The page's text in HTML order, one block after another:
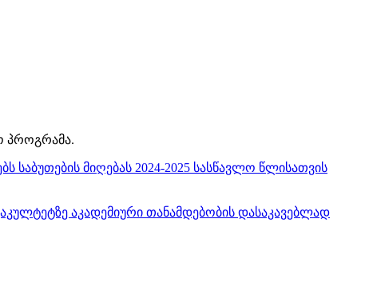
პროგრამა.
მიღებას 2024-2025 სასწავლო წლისათვის
აკადემიური თანამდებობის დასაკავებლად